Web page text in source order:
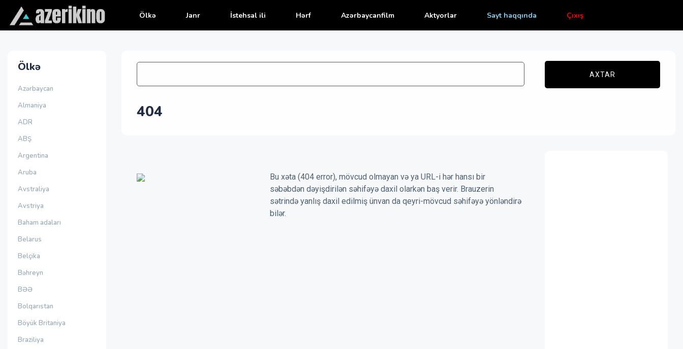
Ölkə Janr İstehsal ili Hərf Azərbaycanfilm Aktyorlar Sayt haqqında Çıxış
Ölkə
Azərbaycan
Almaniya
ADR
ABŞ
Argentina
Aruba
Avstraliya
Avstriya
Baham adaları
Belarus
Belçika
Bəhreyn
BƏƏ
Bolqarıstan
Böyük Britaniya
Braziliya
AXTAR
404
Bu xəta (404 error), mövcud olmayan və ya URL-i hər hansı bir
səbəbdən dəyişdirilən səhifəyə daxil olarkən baş verir. Brauzerin
sətrində yanlış daxil edilmiş ünvan da qeyri-mövcud səhifəyə yönləndirə
bilər.